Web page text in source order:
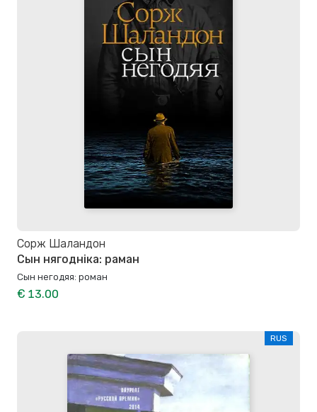
Сорж Шаландон
Сын нягодніка: раман
Сын негодяя: роман
€ 13.00
RUS